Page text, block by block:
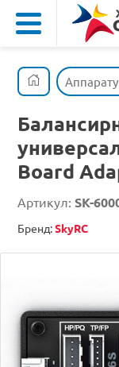
Board
Артикул: SK-
Бренд:SkyRC